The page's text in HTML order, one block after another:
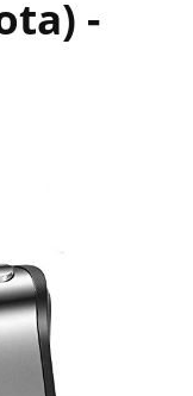
-